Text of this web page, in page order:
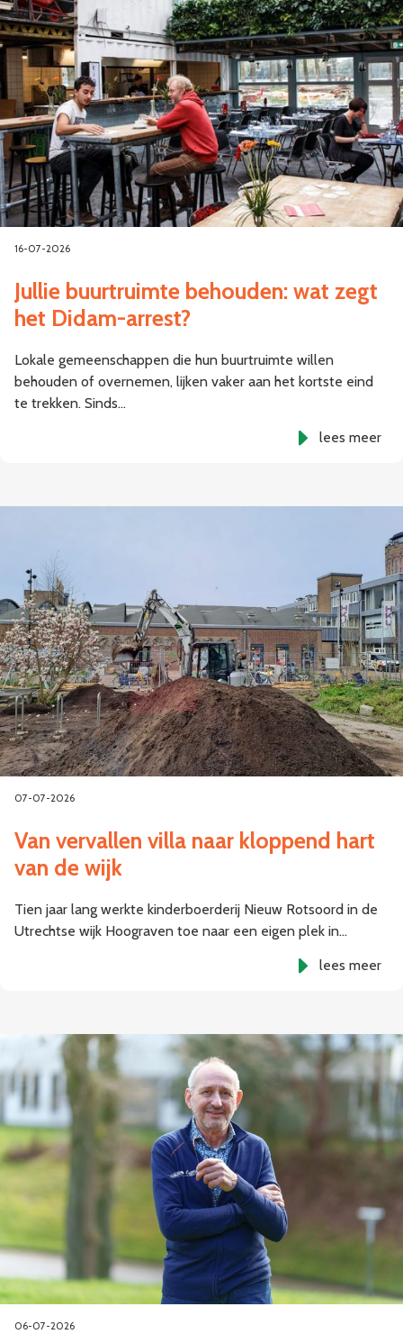
16-07-2026
Jullie buurtruimte behouden: wat zegt
het Didam-arrest?
Lokale gemeenschappen die hun buurtruimte willen
behouden of overnemen, lijken vaker aan het kortste eind
te trekken. Sinds…
lees meer
07-07-2026
Van vervallen villa naar kloppend hart
van de wijk
Tien jaar lang werkte kinderboerderij Nieuw Rotsoord in de
Utrechtse wijk Hoograven toe naar een eigen plek in…
lees meer
06-07-2026